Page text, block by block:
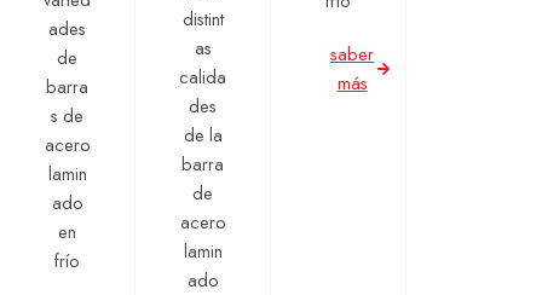
ades
de
barra
s de
acero
lamin
ado
en
frío
distint
as
calida
des
de la
barra
de
acero
lamin
ado
saber
más